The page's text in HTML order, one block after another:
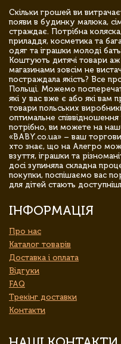
Скільки грошей ви
появи в будинку малюка,
страждає. Потрібна
приладдя, косметика та
одяг та іграшки молоді
Коштують дитячі товари
магазинами зовсім не
постраждала якість? Все
Польщі. Можемо
які у вас вже є або які вам
товари польських
оптимальне
потрібно, ви можете на
«BABY.co.ua» – ваш
хто знає, що на Алегро
взуття, іграшки та
досі зупиняла складна
покупки, поспішаємо вас
для дітей стають
ІНФОРМАЦІЯ
Про нас
Каталог товарів
Доставка і оплата
Відгуки
FAQ
Трекінг доставки
Контакти